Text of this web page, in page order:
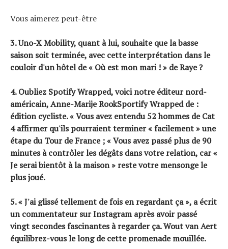
Vous aimerez peut-être
3. Uno-X Mobility, quant à lui, souhaite que la basse
saison soit terminée, avec cette interprétation dans le
couloir d'un hôtel de « Où est mon mari ! » de Raye ?
4. Oubliez Spotify Wrapped, voici notre éditeur nord-
américain,Anne-Marije RookSportify Wrapped de :
édition cycliste. « Vous avez entendu 52 hommes de Cat
4 affirmer qu'ils pourraient terminer « facilement » une
étape du Tour de France ; « Vous avez passé plus de 90
minutes à contrôler les dégâts dans votre relation, car «
Je serai bientôt à la maison » reste votre mensonge le
plus joué.
5. « J'ai glissé tellement de fois en regardant ça », a écrit
un commentateur sur Instagram après avoir passé
vingt secondes fascinantes à regarder ça.Wout van Aert
équilibrez-vous le long de cette promenade mouillée.